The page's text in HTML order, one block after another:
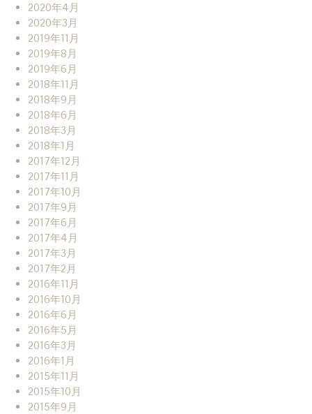
2020年4月
2020年3月
2019年11月
2019年8月
2019年6月
2018年11月
2018年9月
2018年6月
2018年3月
2018年1月
2017年12月
2017年11月
2017年10月
2017年9月
2017年6月
2017年4月
2017年3月
2017年2月
2016年11月
2016年10月
2016年6月
2016年5月
2016年3月
2016年1月
2015年11月
2015年10月
2015年9月